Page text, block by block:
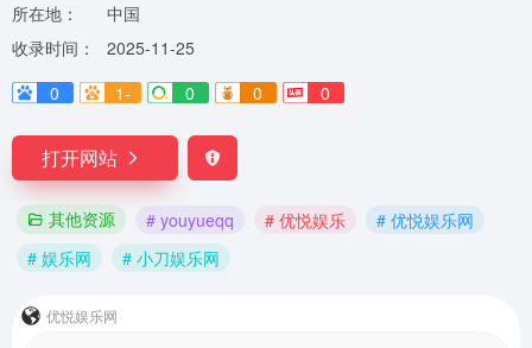
所在地：
中国
收录时间：
2025-11-25
0
1- 0 0 0
打开网站
其他资源 # youyueqq # 优悦娱乐
# 优悦娱乐网
# 娱乐网
# 小刀娱乐网
优悦娱乐网